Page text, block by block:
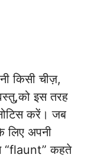
किसी चीज़,
इस तरह
करें। जब
लिए अपनी
“flaunt” कहते